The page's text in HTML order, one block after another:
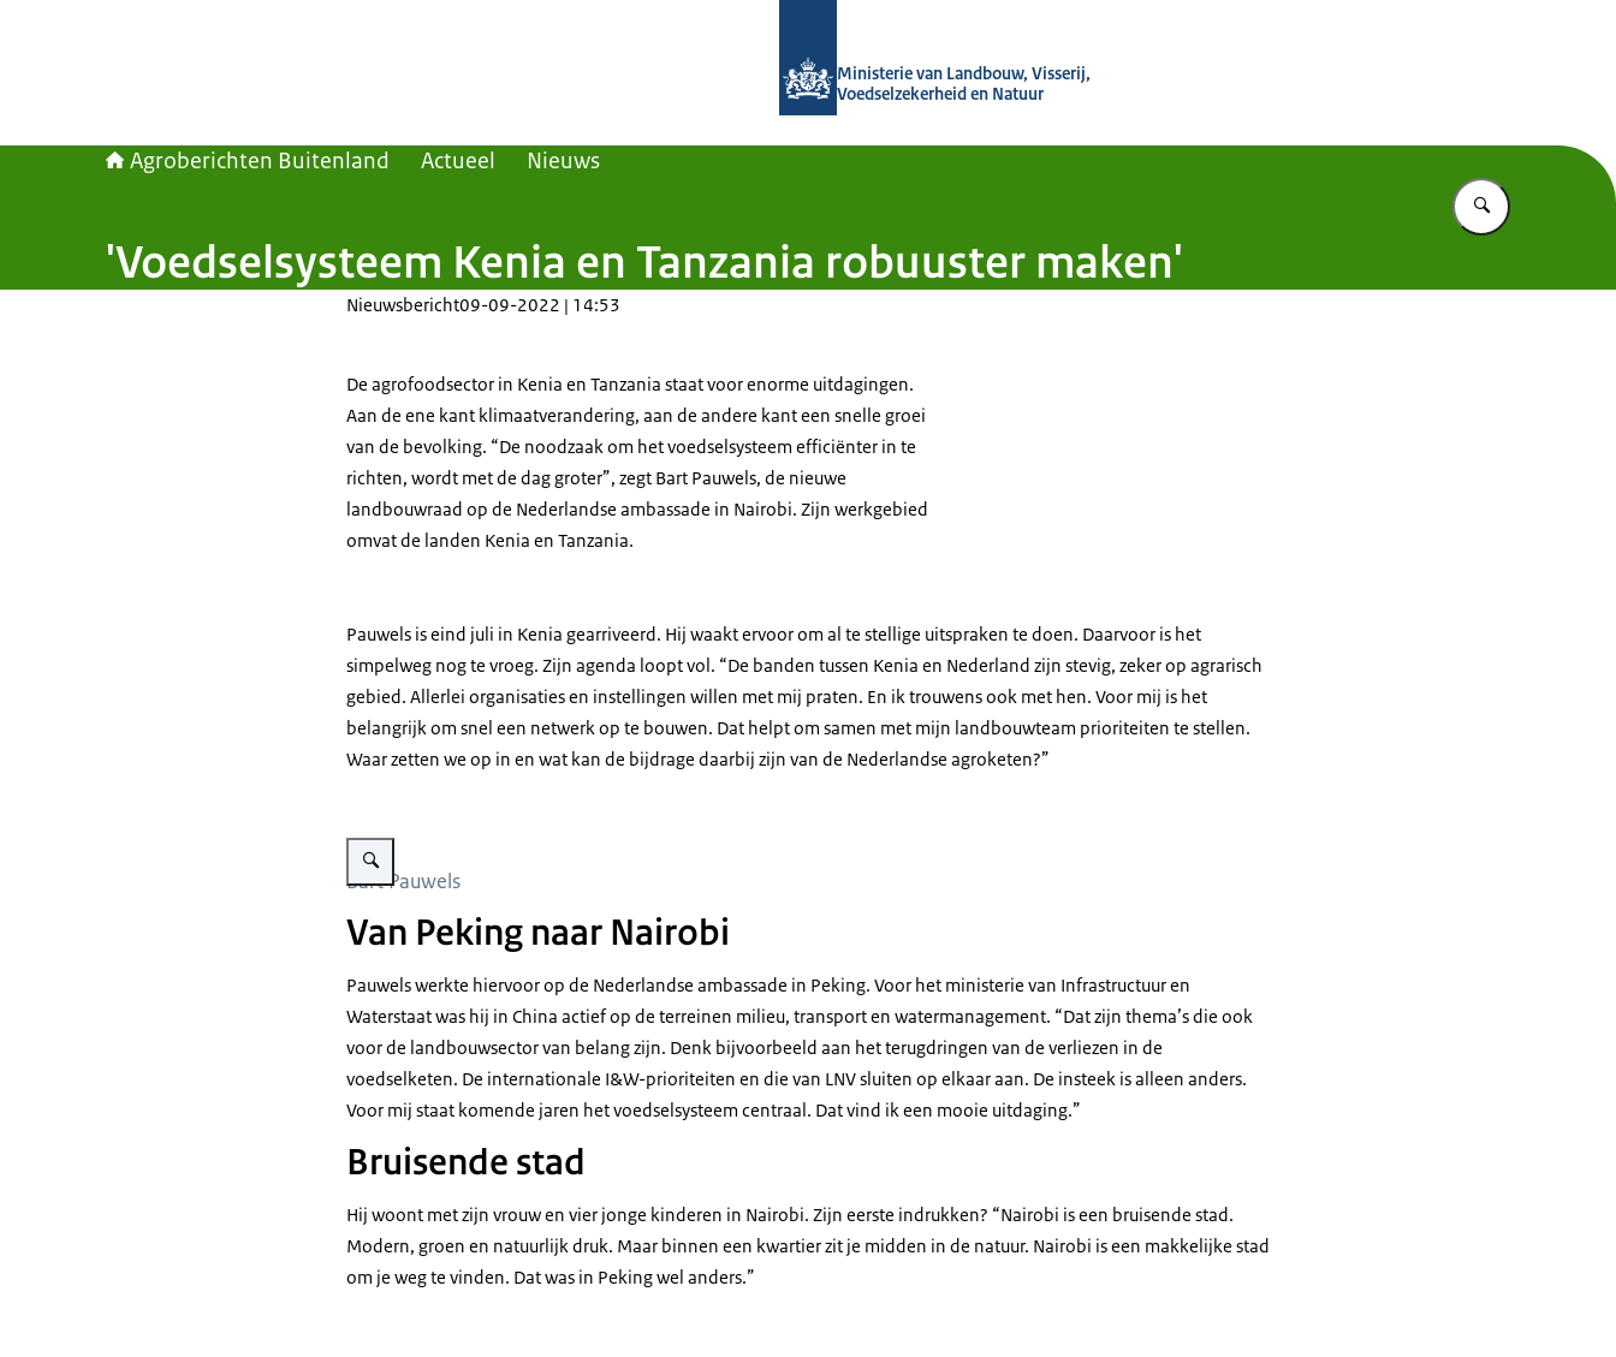
Ministerie van Landbouw, Visserij,
Voedselzekerheid en Natuur
Agroberichten Buitenland Actueel Nieuws
Vul in wat u
'Voedselsysteem Kenia en Tanzania robuuster maken'
Nieuwsbericht09-09-2022 | 14:53
De agrofoodsector in Kenia en Tanzania staat voor enorme uitdagingen.
Aan de ene kant klimaatverandering, aan de andere kant een snelle groei
van de bevolking. “De noodzaak om het voedselsysteem efficiënter in te
richten, wordt met de dag groter”, zegt Bart Pauwels, de nieuwe
landbouwraad op de Nederlandse ambassade in Nairobi. Zijn werkgebied
omvat de landen Kenia en Tanzania.
Pauwels is eind juli in Kenia gearriveerd. Hij waakt ervoor om al te stellige uitspraken te doen. Daarvoor is het
simpelweg nog te vroeg. Zijn agenda loopt vol. “De banden tussen Kenia en Nederland zijn stevig, zeker op agrarisch
gebied. Allerlei organisaties en instellingen willen met mij praten. En ik trouwens ook met hen. Voor mij is het
belangrijk om snel een netwerk op te bouwen. Dat helpt om samen met mijn landbouwteam prioriteiten te stellen.
Waar zetten we op in en wat kan de bijdrage daarbij zijn van de Nederlandse agroketen?”
Vergroot afbeelding Bart Pauwels
Bart Pauwels
Van Peking naar Nairobi
Pauwels werkte hiervoor op de Nederlandse ambassade in Peking. Voor het ministerie van Infrastructuur en
Waterstaat was hij in China actief op de terreinen milieu, transport en watermanagement. “Dat zijn thema’s die ook
voor de landbouwsector van belang zijn. Denk bijvoorbeeld aan het terugdringen van de verliezen in de
voedselketen. De internationale I&W-prioriteiten en die van LNV sluiten op elkaar aan. De insteek is alleen anders.
Voor mij staat komende jaren het voedselsysteem centraal. Dat vind ik een mooie uitdaging.”
Bruisende stad
Hij woont met zijn vrouw en vier jonge kinderen in Nairobi. Zijn eerste indrukken? “Nairobi is een bruisende stad.
Modern, groen en natuurlijk druk. Maar binnen een kwartier zit je midden in de natuur. Nairobi is een makkelijke stad
om je weg te vinden. Dat was in Peking wel anders.”